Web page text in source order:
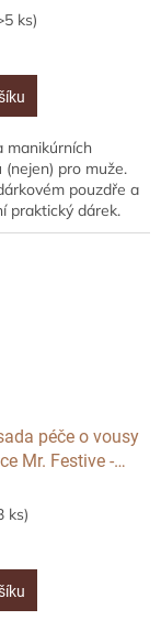
ks)
manikúrních
(nejen) pro muže.
pouzdře a
praktický dárek.
velikosti se
i tašky, což
péče o vousy
Mr. Festive -
ks)